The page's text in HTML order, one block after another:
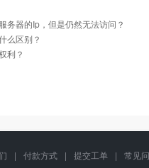
务器的Ip，但是仍然无法访问？
么区别？
利？
| 付款方式 | 提交工单 | 常见